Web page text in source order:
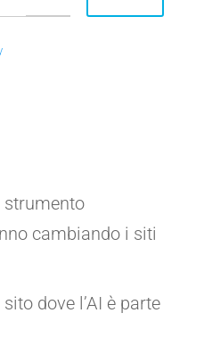
strumento
cambiando i siti
dove l’AI è parte